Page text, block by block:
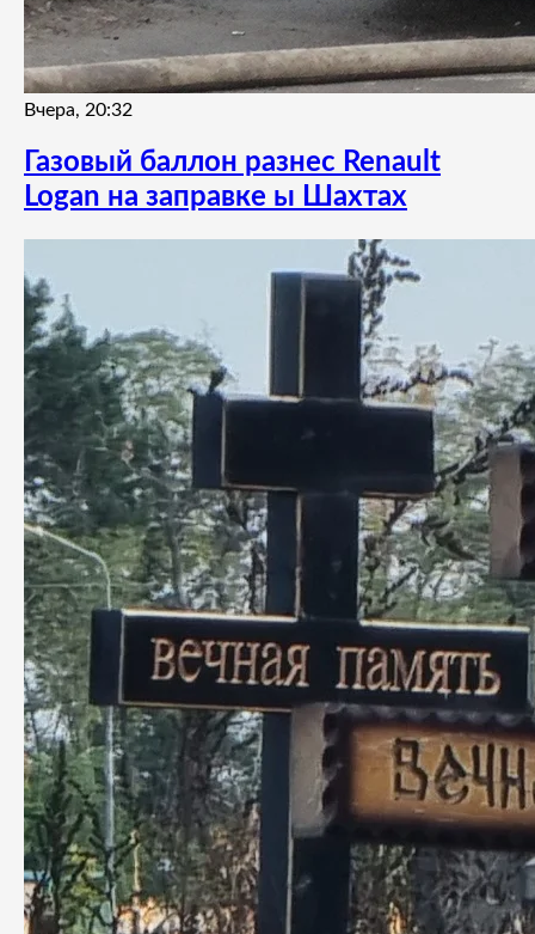
Вчера, 20:32
Газовый баллон разнес Renault
Logan на заправке ы Шахтах